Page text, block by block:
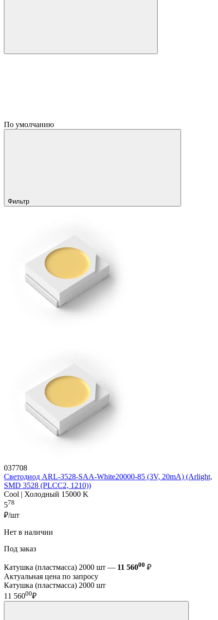
По умолчанию
Фильтр
037708
Светодиод ARL-3528-SAA-White20000-85 (3V, 20mA) (Arlight,
SMD 3528 (PLCC2, 1210))
Cool | Холодный 15000 K
578
₽/шт
Нет в наличии
Под заказ
Катушка (пластмасса) 2000 шт — 11 56000 ₽
Актуальная цена по запросу
Катушка (пластмасса) 2000 шт
11 56000₽